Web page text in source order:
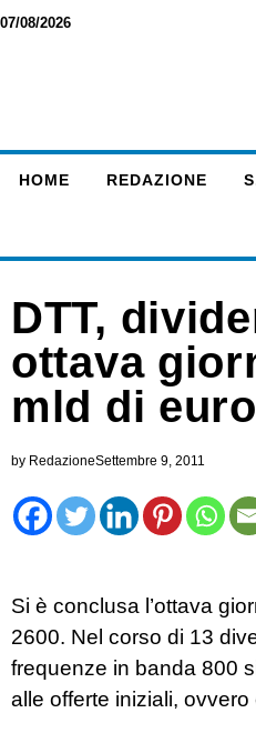
07/08/2026
HOME REDAZIONE
DTT,
ottava
mld di euro
by RedazioneSettembre 9, 2011
Si è conclusa l’ottava
2600. Nel corso di 13
frequenze in banda 800
alle offerte iniziali,